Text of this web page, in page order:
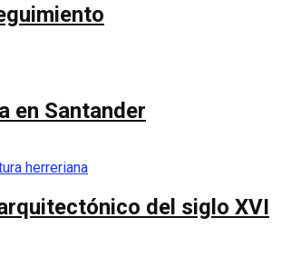
en Santander
del siglo XVI